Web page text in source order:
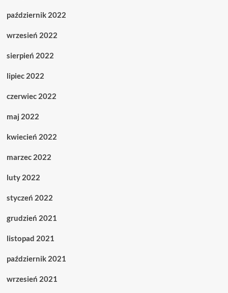
październik 2022
wrzesień 2022
sierpień 2022
lipiec 2022
czerwiec 2022
maj 2022
kwiecień 2022
marzec 2022
luty 2022
styczeń 2022
grudzień 2021
listopad 2021
październik 2021
wrzesień 2021